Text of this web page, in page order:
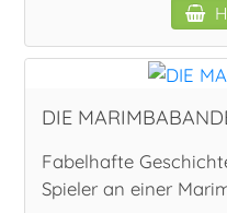
DIE
Fabelhafte
Spieler an einer